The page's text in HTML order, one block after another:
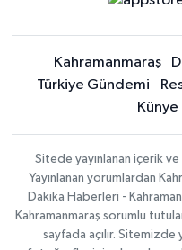
Kahramanmaraş
Türkiye Gündemi
Künye
Sitede yayınlanan içerik
Yayınlanan yorumlardan
Dakika Haberleri -
Kahramanmaraş sorumlu
sayfada açılır. Sitemizde